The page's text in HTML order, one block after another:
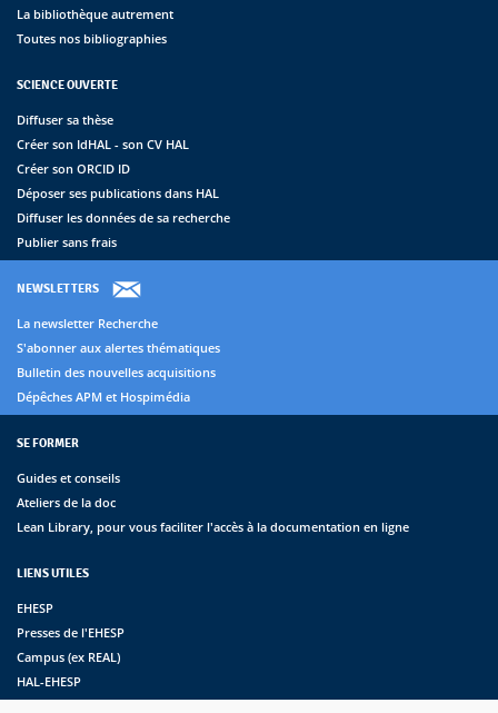
La bibliothèque autrement
Toutes nos bibliographies
SCIENCE OUVERTE
Diffuser sa thèse
Créer son IdHAL - son CV HAL
Créer son ORCID ID
Déposer ses publications dans HAL
Diffuser les données de sa recherche
Publier sans frais
NEWSLETTERS
La newsletter Recherche
S'abonner aux alertes thématiques
Bulletin des nouvelles acquisitions
Dépêches APM et Hospimédia
SE FORMER
Guides et conseils
Ateliers de la doc
Lean Library, pour vous faciliter l'accès à la documentation en ligne
LIENS UTILES
EHESP
Presses de l'EHESP
Campus (ex REAL)
HAL-EHESP